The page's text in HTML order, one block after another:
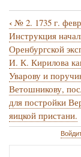
ссылки
книги
для
№
3.1735
‹ № 2. 1735 г.
Инструкция
Оренбургской
И. К. Кирилова
Уварову и
Ветошникову,
для постройки
яицкой пристани.